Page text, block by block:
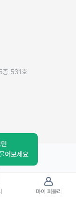
층 531호
어보세요
마이 퍼블리